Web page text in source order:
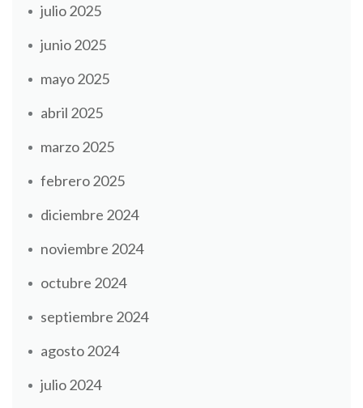
julio 2025
junio 2025
mayo 2025
abril 2025
marzo 2025
febrero 2025
diciembre 2024
noviembre 2024
octubre 2024
septiembre 2024
agosto 2024
julio 2024